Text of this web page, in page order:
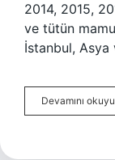
2014, 2015,
ve tütün
İstanbul,
Devamını